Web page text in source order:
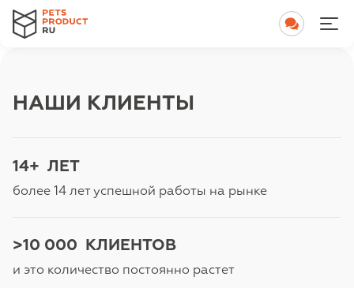
НАШИ КЛИЕНТЫ
14+ ЛЕТ
более 14 лет успешной работы на рынке
>10 000 КЛИЕНТОВ
и это количество постоянно растет